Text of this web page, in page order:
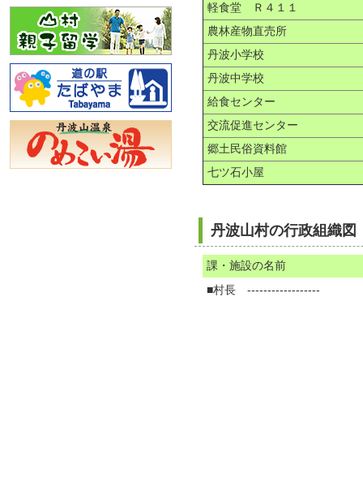
軽食堂 Ｒ４１１
農林産物直売所
丹波小学校
丹波中学校
給食センター
交流促進センター
郷土民俗資料館
七ツ石小屋
丹波山村の行政組織図
課・施設の名前
■村長 ------------------